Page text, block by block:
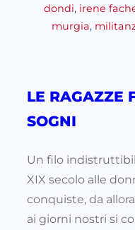
dondi, irene
murgia,
LE RAGAZZE
SOGNI
Un filo
XIX secolo alle
conquiste, da
ai giorni nostri si